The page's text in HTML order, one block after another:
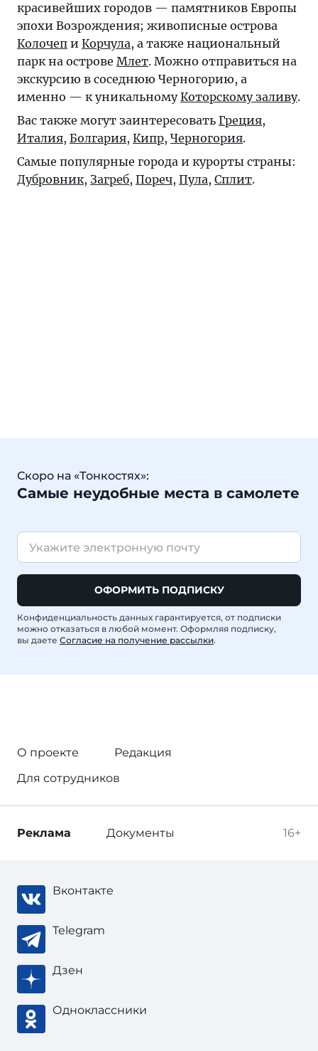
красивейших городов — памятников Европы
эпохи Возрождения; живописные острова
Колочеп и Корчула, а также национальный
парк на острове Млет. Можно отправиться на
экскурсию в соседнюю Черногорию, а
именно — к уникальномуКоторскому заливу.
Вас также могут заинтересовать Греция,
Италия, Болгария, Кипр, Черногория.
Самые популярные города и курорты страны:
Дубровник, Загреб, Пореч, Пула, Сплит.
Скоро на «Тонкостях»:
Самые неудобные места в самолете
ОФОРМИТЬ ПОДПИСКУ
Конфиденциальность данных гарантируется, от подписки
можно отказаться в любой момент. Оформляя подписку,
вы даете Согласие на получение рассылки.
О проекте
Редакция
Для сотрудников
16+
Реклама Документы
Вконтакте
Telegram
Дзен
Одноклассники